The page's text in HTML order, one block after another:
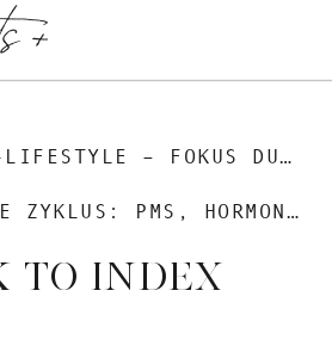
+
TO INDEX
DER WEIBLICHE ZYKLUS: PMS, HORMONE UND VERHÜTUNG
– FOKUS DURCH WERTE